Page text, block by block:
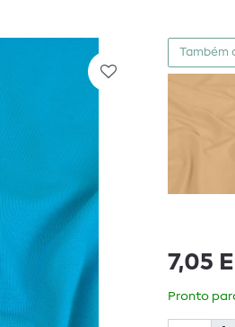
Também
7,05
Pronto